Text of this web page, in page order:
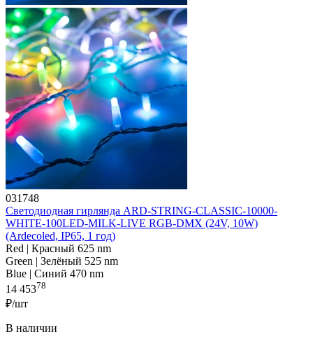
031748
Светодиодная гирлянда ARD-STRING-CLASSIC-10000-
WHITE-100LED-MILK-LIVE RGB-DMX (24V, 10W)
(Ardecoled, IP65, 1 год)
Red | Красный 625 nm
Green | Зелёный 525 nm
Blue | Синий 470 nm
14 45378
₽/шт
В наличии